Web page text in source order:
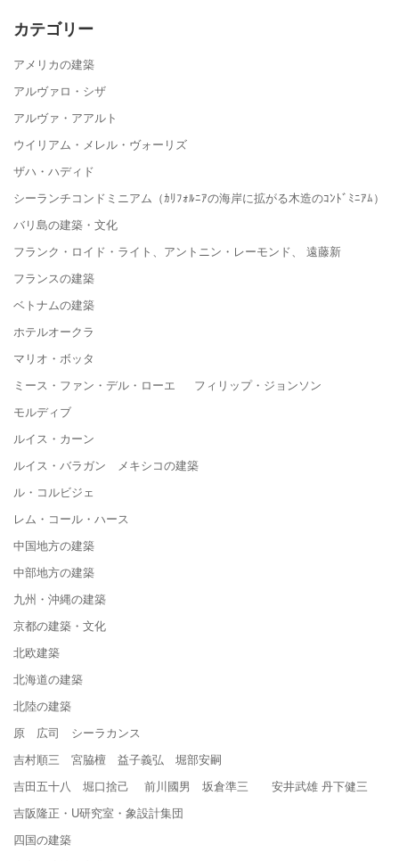
カテゴリー
アメリカの建築
アルヴァロ・シザ
アルヴァ・アアルト
ウイリアム・メレル・ヴォーリズ
ザハ・ハディド
シーランチコンドミニアム（ｶﾘﾌｫﾙﾆｱの海岸に拡がる木造のｺﾝﾄﾞﾐﾆｱﾑ）
バリ島の建築・文化
フランク・ロイド・ライト、アントニン・レーモンド、 遠藤新
フランスの建築
ベトナムの建築
ホテルオークラ
マリオ・ボッタ
ミース・ファン・デル・ローエ フィリップ・ジョンソン
モルディブ
ルイス・カーン
ルイス・バラガン メキシコの建築
ル・コルビジェ
レム・コール・ハース
中国地方の建築
中部地方の建築
九州・沖縄の建築
京都の建築・文化
北欧建築
北海道の建築
北陸の建築
原 広司 シーラカンス
吉村順三 宮脇檀 益子義弘 堀部安嗣
吉田五十八 堀口捨己 前川國男 坂倉準三 安井武雄 丹下健三
吉阪隆正・U研究室・象設計集団
四国の建築